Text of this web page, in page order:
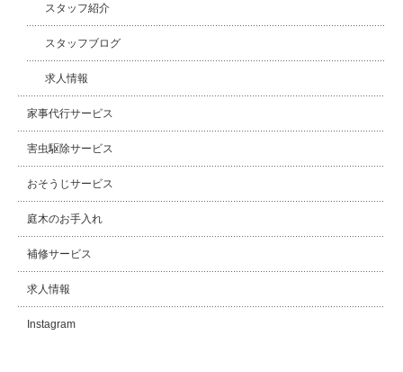
スタッフ紹介
スタッフブログ
求人情報
家事代行サービス
害虫駆除サービス
おそうじサービス
庭木のお手入れ
補修サービス
求人情報
Instagram